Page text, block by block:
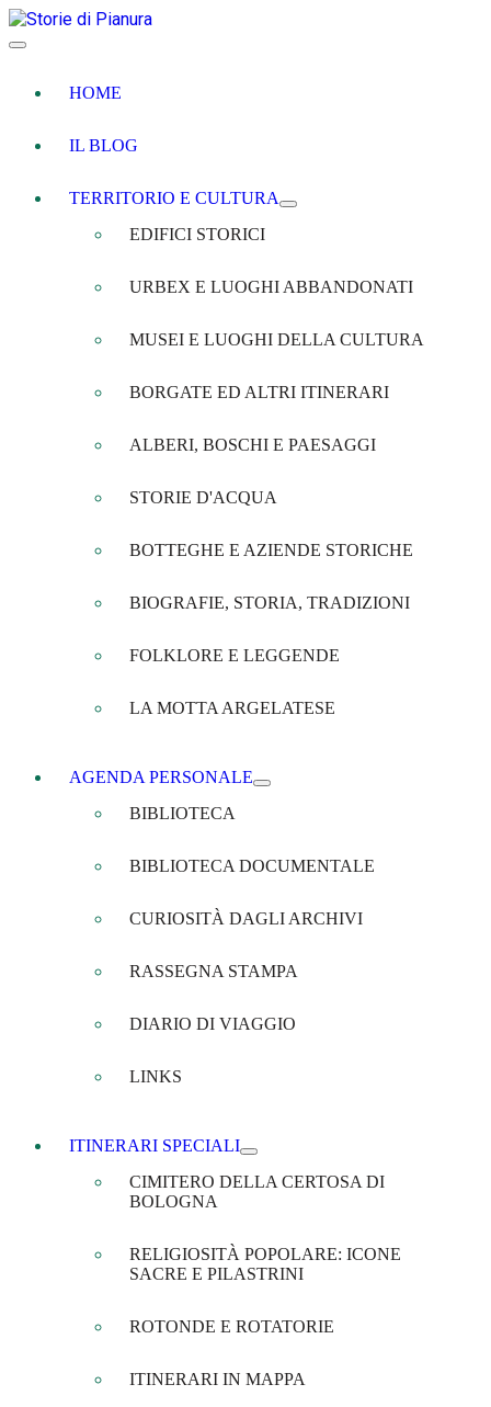
HOME
IL BLOG
TERRITORIO E CULTURA
EDIFICI STORICI
URBEX E LUOGHI ABBANDONATI
MUSEI E LUOGHI DELLA CULTURA
BORGATE ED ALTRI ITINERARI
ALBERI, BOSCHI E PAESAGGI
STORIE D'ACQUA
BOTTEGHE E AZIENDE STORICHE
BIOGRAFIE, STORIA, TRADIZIONI
FOLKLORE E LEGGENDE
LA MOTTA ARGELATESE
AGENDA PERSONALE
BIBLIOTECA
BIBLIOTECA DOCUMENTALE
CURIOSITÀ DAGLI ARCHIVI
RASSEGNA STAMPA
DIARIO DI VIAGGIO
LINKS
ITINERARI SPECIALI
CIMITERO DELLA CERTOSA DI
BOLOGNA
RELIGIOSITÀ POPOLARE: ICONE
SACRE E PILASTRINI
ROTONDE E ROTATORIE
ITINERARI IN MAPPA